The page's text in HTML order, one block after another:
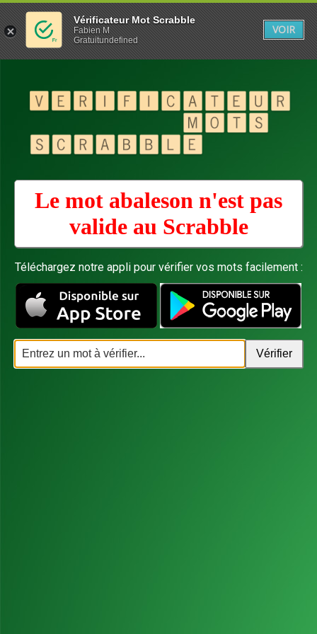
Le mot abaleson n'est pas
valide au Scrabble
Téléchargez notre appli pour vérifier vos mots facilement :
Vérificateur Mot Scrabble
Fabien M
Gratuitundefined
VOIR